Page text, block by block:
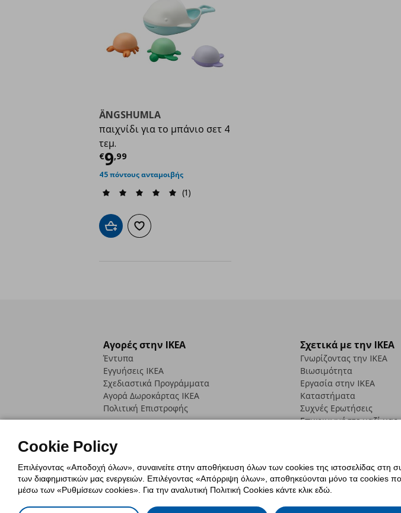
ÄNGSHUMLA
παιχνίδι για το μπάνιο σετ 4
τεμ.
€9,99
Τρέχουσα τιμή
45 πόντους ανταμοιβής
(1)
Προσθήκη στο καλάθι
Προσθήκη στα αγαπημένα
Αγορές στην IKEA
Έντυπα
Εγγυήσεις IKEA
Σχεδιαστικά Προγράμματα
Αγορά Δωρoκάρτας IKEA
Πολιτική Επιστροφής
Σχετικά με την IKEA
Γνωρίζοντας την IKEA
Βιωσιμότητα
Εργασία στην IKEA
Καταστήματα
Συχνές Ερωτήσεις
Επικοινωνήστε μαζί μας
Πολιτική Cookies Δήλωση ψηφιακής προσβασιμότητας
Cookie Policy
Επιλέγοντας «Αποδοχή όλων», συναινείτε στην αποθήκευση όλων των cookies της ιστοσελίδας στη
των διαφημιστικών μας ενεργειών. Επιλέγοντας «Απόρριψη όλων», αποθηκεύονται μόνο τα cookies που
μέσω των «Ρυθμίσεων cookies». Για την αναλυτική Πολιτική Cookies κάντε κλικ εδώ.